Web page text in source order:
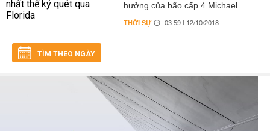
hưởng của bão cấp 4 Michael...
THỜI SỰ 03:59 | 12/10/2018
TÌM THEO NGÀY